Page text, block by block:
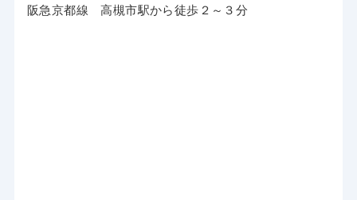
阪急京都線 高槻市駅から徒歩２～３分